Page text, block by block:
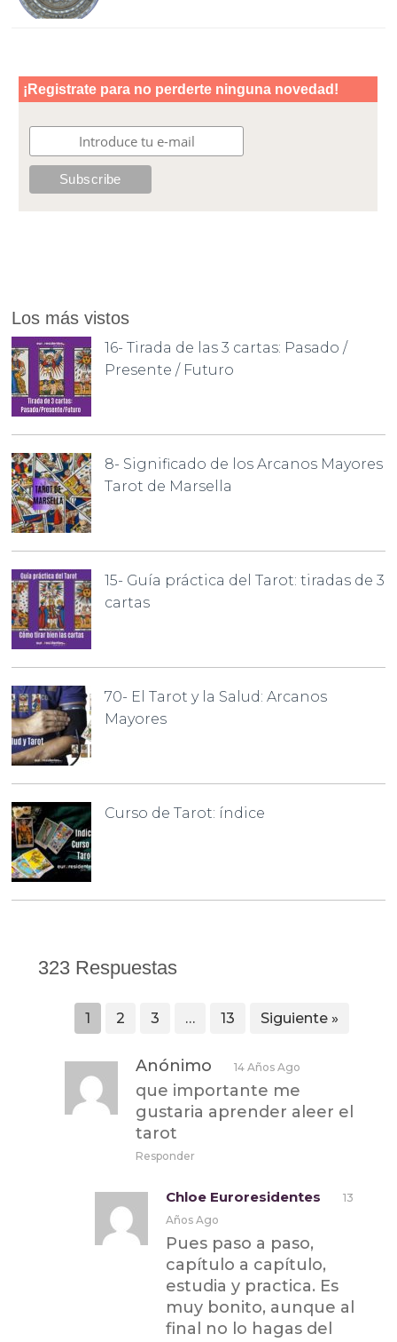
Los más vistos
16- Tirada de las 3 cartas: Pasado /
Presente / Futuro
8- Significado de los Arcanos Mayores
Tarot de Marsella
15- Guía práctica del Tarot: tiradas de 3
cartas
70- El Tarot y la Salud: Arcanos
Mayores
Curso de Tarot: índice
323 Respuestas
1 2 3 … 13 Siguiente »
Anónimo 14 Años Ago
que importante me
gustaria aprender aleer el
tarot
Responder
Chloe Euroresidentes
13
Años Ago
Pues paso a paso,
capítulo a capítulo,
estudia y practica. Es
muy bonito, aunque al
final no lo hagas del